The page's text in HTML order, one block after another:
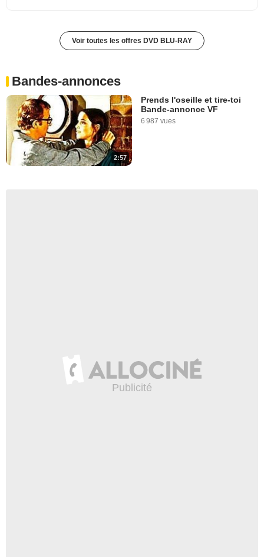
Voir toutes les offres DVD BLU-RAY
Bandes-annonces
2:57
Prends l'oseille et tire-toi
Bande-annonce VF
6 987 vues